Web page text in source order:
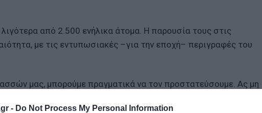
- Do Not Process My Personal Information
από 2.500 ενήλικα άτομα. Η παρουσία τους στις
με τις εντυπωσιακές –για την εποχή– περιγραφές του
μας, μπορούμε πραγματικά να τον προστατεύσουμε. Ας μη
και τη δική μας επιβίωση», καταλήγει η ανάρτηση.